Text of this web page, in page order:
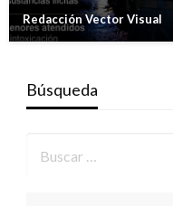
Redacción Vector Visual
Búsqueda